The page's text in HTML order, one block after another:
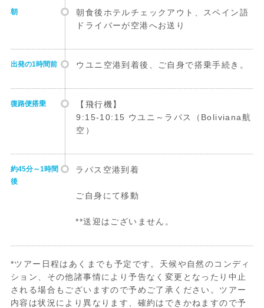
朝
朝食後ホテルチェックアウト、スペイン語
ドライバーが空港へお送り
出発の1時間前 ウユニ空港到着後、ご自身で搭乗手続き。
復路便搭乗
【飛行機】
9:15-10:15 ウユニ～ラパス（Boliviana航
空）
約45分～1時間
後
ラパス空港到着
ご自身にて移動
**送迎はございません。
*ツアー日程はあくまでも予定です。天候や自然のコンディ
ション、その他諸事情により予告なく変更となったり中止
される場合もございますので予めご了承ください。ツアー
内容は状況により異なります、確約はできかねますので予